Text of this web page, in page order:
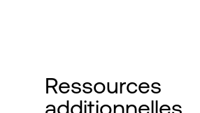
Ressources
additionnelles